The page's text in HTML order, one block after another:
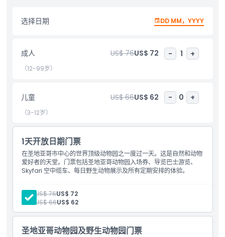
虎豹和非洲企鹅等雄伟动物。惊叹于色彩斑斓的山魈，它们独特的面
部图案和表情让它们成为动物园最吸引眼球的居民之一。了解迷人的
导览游或乘坐天际缆车，从高空俯瞰圣地亚哥动物园的壮丽景观。这
里有无尽的机会让您与野生动物和自然亲密接触，圣地亚哥动物园不
仅是一次参观，更是充满奇迹、教育和激动的难忘体验。在这座惊人
亮点
包含项
儿童成人政策
排除项
营业时间
选择日期 DD MM，YYYY
成人 US$ 76US$ 72 - 1 +
（12-99岁）
儿童 US$ 66US$ 62 - 0 +
（3-12岁）
1天开放日期门票
在圣地亚哥市中心的世界顶级动物园之一度过一天。这是自然和动物
爱好者的天堂。门票包括圣地亚哥动物园入场券、导览巴士游览、
Skyfari 空中缆车、每日野生动物展示及所有定期安排的体验。
成人: US$ 76US$ 72
儿童:
US$ 66US$ 62
圣地亚哥动物园及野生动物园门票